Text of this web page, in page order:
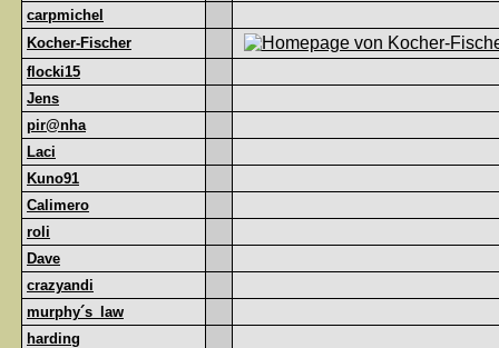
carpmichel
Kocher-Fischer
flocki15
Jens
pir@nha
Laci
Kuno91
Calimero
roli
Dave
crazyandi
murphy´s_law
harding